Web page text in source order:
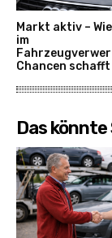
Markt aktiv –
im
Chancen schafft
Das